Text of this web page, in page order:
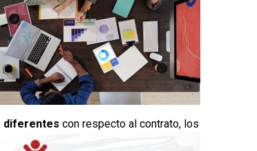
diferentes con respecto al contrato, los